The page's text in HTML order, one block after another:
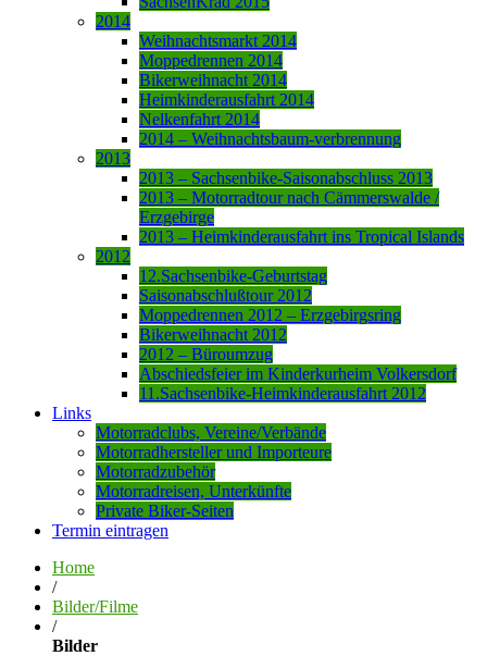
2014
Weihnachtsmarkt 2014
Moppedrennen 2014
Bikerweihnacht 2014
Heimkinderausfahrt 2014
Nelkenfahrt 2014
2014 – Weihnachtsbaum-verbrennung
2013
2013 – Sachsenbike-Saisonabschluss 2013
2013 – Motorradtour nach Cämmerswalde /
Erzgebirge
2013 – Heimkinderausfahrt ins Tropical Islands
2012
12.Sachsenbike-Geburtstag
Saisonabschlußtour 2012
Moppedrennen 2012 – Erzgebirgsring
Bikerweihnacht 2012
2012 – Büroumzug
Abschiedsfeier im Kinderkurheim Volkersdorf
11.Sachsenbike-Heimkinderausfahrt 2012
Links
Motorradclubs, Vereine/Verbände
Motorradhersteller und Importeure
Motorradzubehör
Motorradreisen, Unterkünfte
Private Biker-Seiten
Termin eintragen
Home
/
Bilder/Filme
/
Bilder